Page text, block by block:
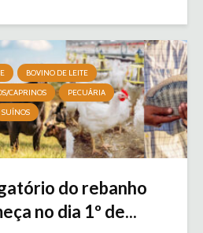
BOVINO DE LEITE
CAPRINOS
PECUÁRIA
SUÍNOS
do rebanho
no dia 1º de...